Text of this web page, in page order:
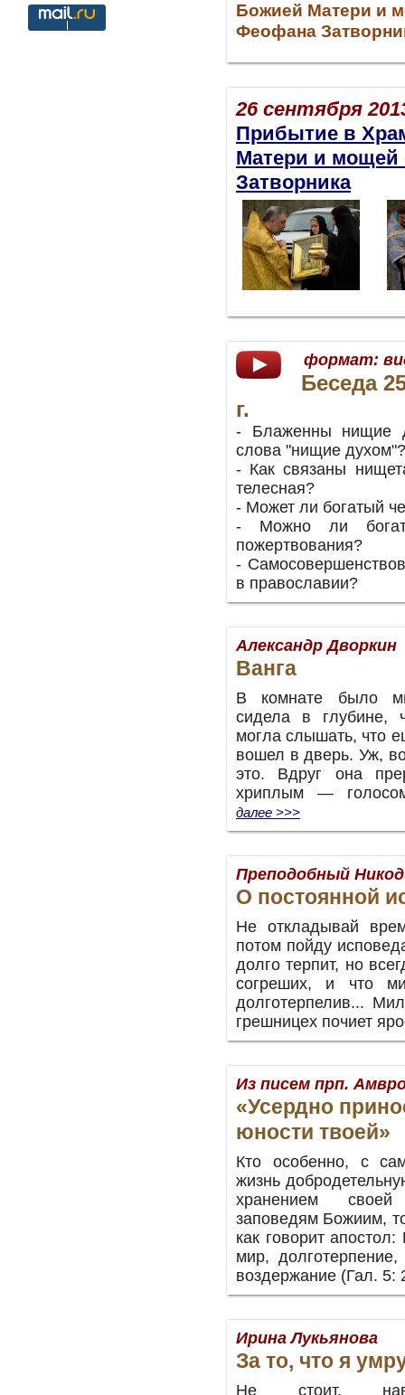
Божией Матери и
Феофана
26 сентября
Прибытие в
Матери и мощей
Затворника
формат:
Беседа
г.
- Блаженны нищие
слова "нищие духом"?
- Как связаны
телесная?
- Может ли богатый
- Можно ли
пожертвования?
-
в православии?
Александр Дворкин
Ванга
В комнате было
сидела в глубине,
могла слышать, что
вошел в дверь. Уж,
это. Вдруг она
хриплым —
далее >>>
Преподобный
О постоянной
Не откладывай
потом пойду
долго терпит, но
согреших, и что
долготерпелив...
грешницех почиет
Из писем прп.
«Усердно
юности твоей»
Кто особенно, с
жизнь
хранением
заповедям Божиим,
как говорит
мир,
воздержание (Гал. 5:
Ирина Лукьянова
За то, что я
Не стоит,